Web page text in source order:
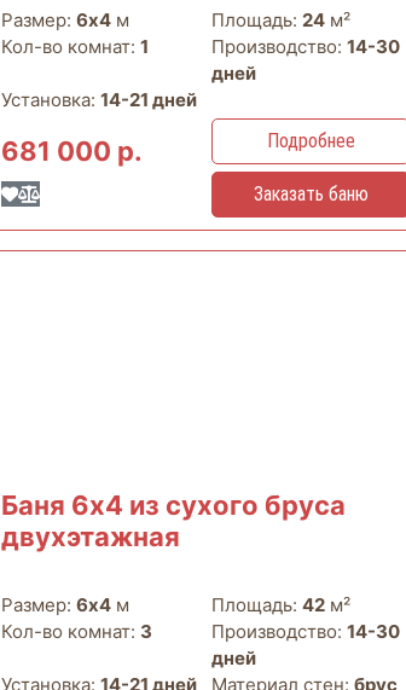
Размер: 6х4м Площадь: 24м²
Кол-во комнат: 1 Производство: 14-30
дней
Установка: 14-21 дней
681 000 р. Подробнее
Заказать баню
Баня 6х4 из сухого бруса
двухэтажная
Размер: 6х4м Площадь: 42м²
Кол-во комнат: 3 Производство: 14-30
дней
Установка: 14-21 дней Материал стен: брус